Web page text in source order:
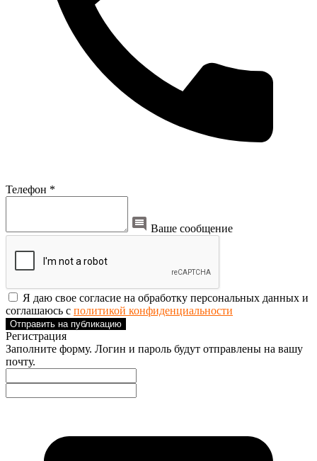
Телефон *
Ваше сообщение
Я даю свое согласие на обработку персональных данных и
соглашаюсь с политикой конфиденциальности
Отправить на публикацию
Регистрация
Заполните форму. Логин и пароль будут отправлены на вашу
почту.